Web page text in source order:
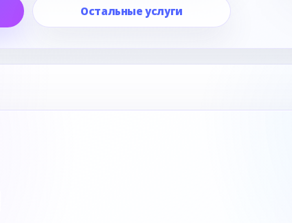
Остальные услуги